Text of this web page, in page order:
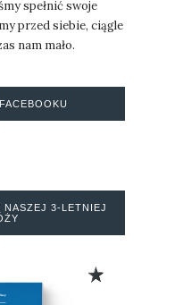
spełnić swoje
przed siebie, ciągle
nam mało.
NASZEJ 3-LETNIEJ